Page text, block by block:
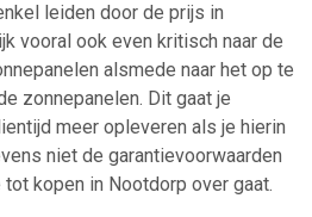
leiden door de prijs in
vooral ook even kritisch naar de
alsmede naar het op te
zonnepanelen. Dit gaat je
meer opleveren als je hierin
niet de garantievoorwaarden
kopen in Nootdorp over gaat.